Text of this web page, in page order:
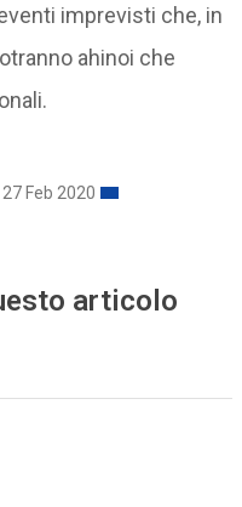
imprevisti che, in
ahinoi che
Feb 2020
articolo